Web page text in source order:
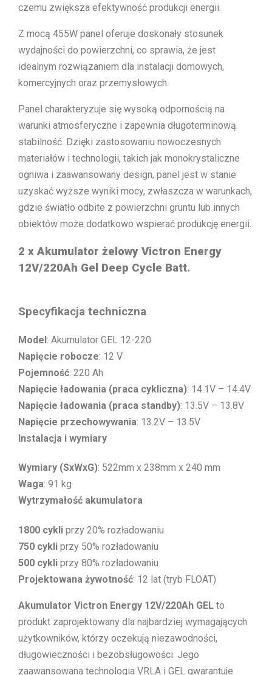
czemu zwiększa efektywność produkcji energii.
Z mocą 455W panel oferuje doskonały stosunek
wydajności do powierzchni, co sprawia, że jest
idealnym rozwiązaniem dla instalacji domowych,
komercyjnych oraz przemysłowych.
Panel charakteryzuje się wysoką odpornością na
warunki atmosferyczne i zapewnia długoterminową
stabilność. Dzięki zastosowaniu nowoczesnych
materiałów i technologii, takich jak monokrystaliczne
ogniwa i zaawansowany design, panel jest w stanie
uzyskać wyższe wyniki mocy, zwłaszcza w warunkach,
gdzie światło odbite z powierzchni gruntu lub innych
obiektów może dodatkowo wspierać produkcję energii.
2 xAkumulator żelowy Victron Energy
12V/220Ah Gel Deep Cycle Batt.
Specyfikacja techniczna
Model: Akumulator GEL 12-220
Napięcie robocze: 12 V
Pojemność: 220 Ah
Napięcie ładowania (praca cykliczna): 14.1V – 14.4V
Napięcie ładowania (praca standby): 13.5V – 13.8V
Napięcie przechowywania: 13.2V – 13.5V
Instalacja i wymiary
Wymiary (SxWxG): 522mm x 238mm x 240 mm
Waga: 91 kg
Wytrzymałość akumulatora
1800 cykli przy 20% rozładowaniu
750 cykli przy 50% rozładowaniu
500 cykli przy 80% rozładowaniu
Projektowana żywotność: 12 lat (tryb FLOAT)
Akumulator Victron Energy 12V/220Ah GEL to
produkt zaprojektowany dla najbardziej wymagających
użytkowników, którzy oczekują niezawodności,
długowieczności i bezobsługowości. Jego
zaawansowana technologia VRLA i GEL gwarantuje